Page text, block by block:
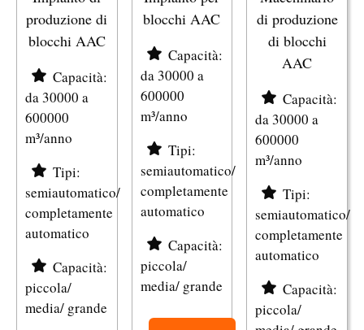
produzione di
blocchi AAC
Capacità:
da 30000 a
600000
m³/anno
Tipi:
semiautomatico/
completamente
automatico
Capacità:
piccola/
media/ grande
blocchi AAC
Capacità:
da 30000 a
600000
m³/anno
Tipi:
semiautomatico/
completamente
automatico
Capacità:
piccola/
media/ grande
di produzione
di blocchi
AAC
Capacità:
da 30000 a
600000
m³/anno
Tipi:
semiautomatico/
completamente
automatico
Capacità:
piccola/